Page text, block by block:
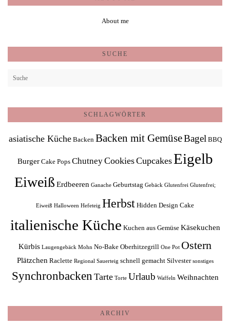
About me
SUCHE
SCHLAGWÖRTER
asiatische Küche Backen Backen mit GemüseBagel BBQ
Burger Cake Pops ChutneyCookiesCupcakesEigelb
Eiweiß Erdbeeren Ganache Geburtstag Gebäck Glutenfrei Glutenfrei;
Eiweiß Halloween Hefeteig Herbst Hidden Design Cake
italienische Küche Kuchen aus Gemüse Käsekuchen
Kürbis Laugengebäck Mohn No-Bake Oberhitzegrill One Pot Ostern
Plätzchen Raclette Regional Sauerteig schnell gemacht Silvester sonstiges
Synchronbacken Tarte Torte Urlaub Waffeln Weihnachten
ARCHIV